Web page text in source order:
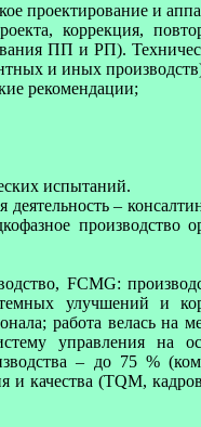
проектирование и
коррекция,
ПП и РП).
и иных
рекомендации;
испытаний.
–
производство
FCMG:
улучшений и
работа велась на
управления на
– до 75 %
и качества (TQM,